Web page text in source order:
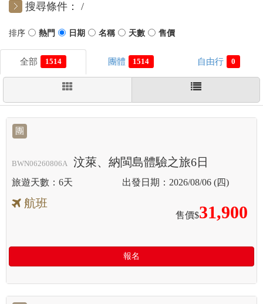
搜尋條件：
1514 1514 0
團
BWN06260806A 汶萊、納閩島體驗之旅6日
6天 2026/08/06 (四)
航班
售價$31,900
報名